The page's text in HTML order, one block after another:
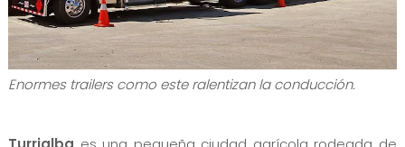
Enormes trailers como este ralentizan la conducción.